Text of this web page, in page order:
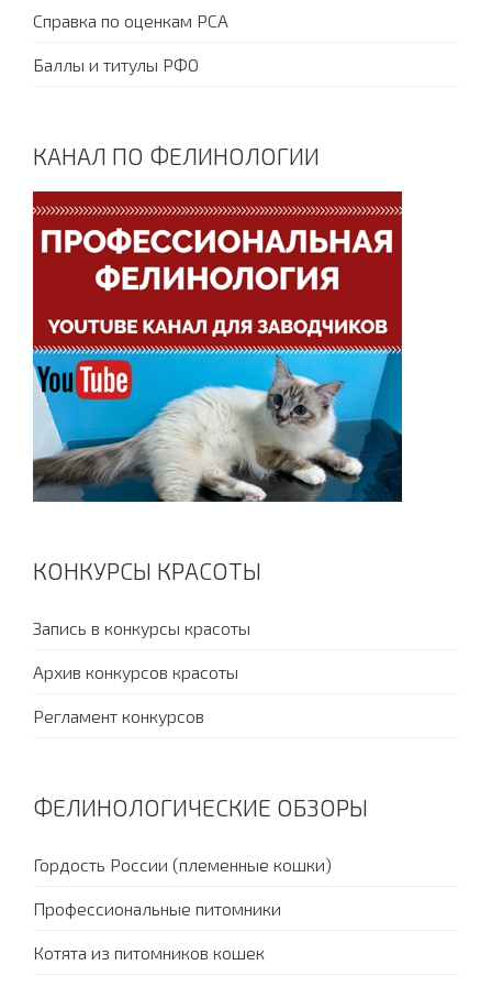
Справка по оценкам PCA
Баллы и титулы РФО
КАНАЛ ПО ФЕЛИНОЛОГИИ
КОНКУРСЫ КРАСОТЫ
Запись в конкурсы красоты
Архив конкурсов красоты
Регламент конкурсов
ФЕЛИНОЛОГИЧЕСКИЕ ОБЗОРЫ
Гордость России (племенные кошки)
Профессиональные питомники
Котята из питомников кошек